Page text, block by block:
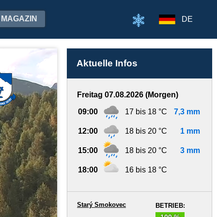
MAGAZIN DE
Aktuelle Infos
Freitag 07.08.2026 (Morgen)
09:00 17 bis 18 °C 7,3 mm
12:00 18 bis 20 °C 1 mm
15:00 18 bis 20 °C 3 mm
18:00 16 bis 18 °C
BETRIEB:
Starý Smokovec